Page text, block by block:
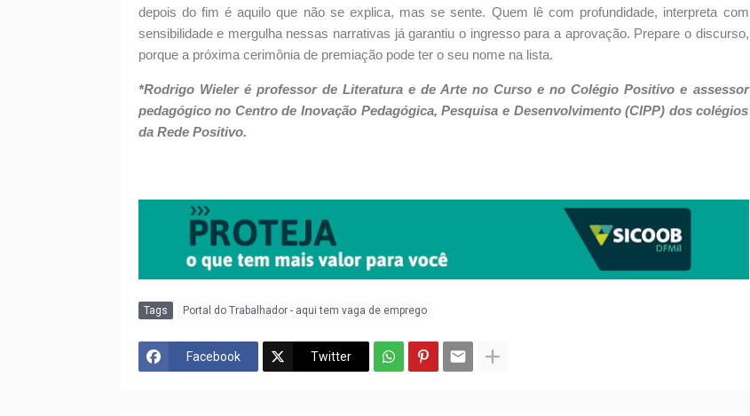
depois do fim é aquilo que não se explica, mas se sente. Quem lê com profundidade, interpreta com
sensibilidade e mergulha nessas narrativas já garantiu o ingresso para a aprovação. Prepare o discurso,
porque a próxima cerimônia de premiação pode ter o seu nome na lista.
*Rodrigo Wieler é professor de Literatura e de Arte no Curso e no Colégio Positivo e assessor
pedagógico no Centro de Inovação Pedagógica, Pesquisa e Desenvolvimento (CIPP) dos colégios
da Rede Positivo.
Tags Portal do Trabalhador - aqui tem vaga de emprego
Facebook Twitter